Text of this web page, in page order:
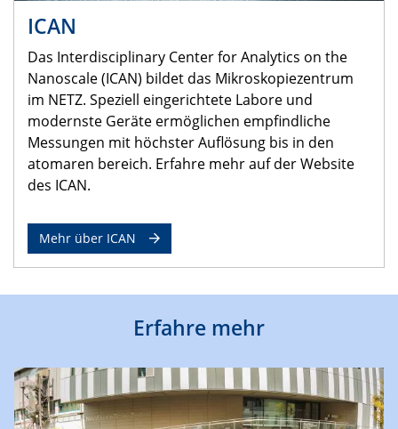
ICAN
Das Interdisciplinary Center for Analytics on the
Nanoscale (ICAN) bildet das Mikroskopiezentrum
im NETZ. Speziell eingerichtete Labore und
modernste Geräte ermöglichen empfindliche
Messungen mit höchster Auflösung bis in den
atomaren bereich. Erfahre mehr auf der Website
des ICAN.
Mehr über ICAN
Erfahre mehr